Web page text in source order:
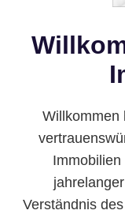
Willkommen
Verständnis